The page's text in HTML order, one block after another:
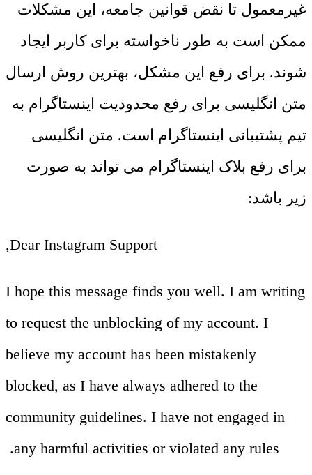
غیرمعمول تا نقض قوانین جامعه، این مشکلات
ممکن است به طور ناخواسته برای کاربر ایجاد
شوند. برای رفع این مشکل، بهترین روش ارسال
متن انگلیسی برای رفع محدودیت اینستاگرام به
تیم پشتیبانی اینستاگرام است. متن انگلیسی
برای رفع بلاک اینستاگرام می تواند به صورت
زیر باشد:
Dear Instagram Support,
I hope this message finds you well. I am writing
to request the unblocking of my account. I
believe my account has been mistakenly
blocked, as I have always adhered to the
community guidelines. I have not engaged in
any harmful activities or violated any rules.